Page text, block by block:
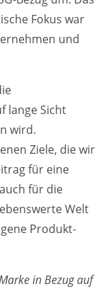
Fokus war
und
lange Sicht
wird.
Ziele, die wir
für eine
für die
Welt
Produkt-
in Bezug auf